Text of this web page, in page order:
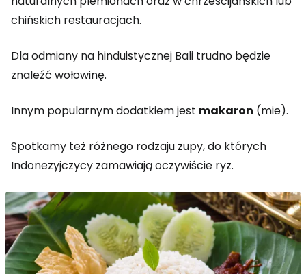
chińskich restauracjach.
Dla odmiany na hinduistycznej Bali trudno będzie
znaleźć wołowinę.
Innym popularnym dodatkiem jest makaron (mie).
Spotkamy też różnego rodzaju zupy, do których
Indonezyjczycy zamawiają oczywiście ryż.